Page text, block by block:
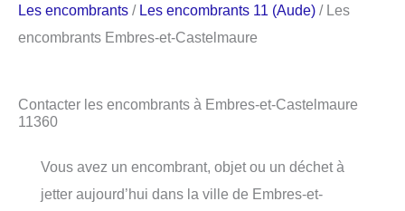
Les encombrants / Les encombrants 11 (Aude) / Les
encombrants Embres-et-Castelmaure
Contacter les encombrants à Embres-et-Castelmaure
11360
Vous avez un encombrant, objet ou un déchet à
jetter aujourd’hui dans la ville de Embres-et-